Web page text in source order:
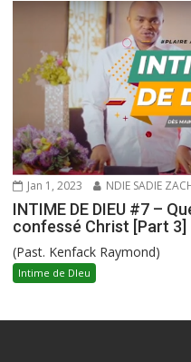
Jan 1, 2023 NDIE SADIE
INTIME DE DIEU #7 –
confessé Christ [Part 3]
(Past. Kenfack Raymond)
Intime de DIeu